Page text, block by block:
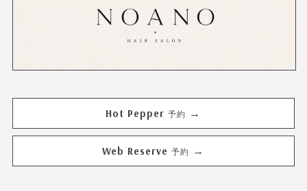
Hot Pepper 予約 →
Web Reserve 予約 →